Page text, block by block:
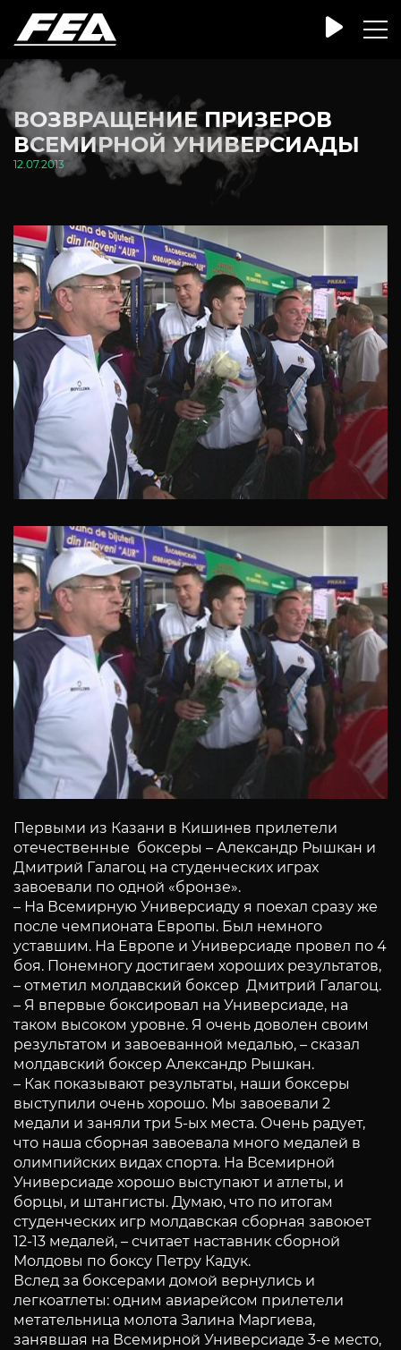
ВОЗВРАЩЕНИЕ ПРИЗЕРОВ
ВСЕМИРНОЙ УНИВЕРСИАДЫ
12.07.2013
Первыми из Казани в Кишинев прилетели
отечественные боксеры – Александр Рышкан и
Дмитрий Галагоц на студенческих играх
завоевали по одной «бронзе».
– На Всемирную Универсиаду я поехал сразу же
после чемпионата Европы. Был немного
уставшим. На Европе и Универсиаде провел по 4
боя. Понемногу достигаем хороших результатов,
– отметил молдавский боксер Дмитрий Галагоц.
– Я впервые боксировал на Универсиаде, на
таком высоком уровне. Я очень доволен своим
результатом и завоеванной медалью, – сказал
молдавский боксер Александр Рышкан.
– Как показывают результаты, наши боксеры
выступили очень хорошо. Мы завоевали 2
медали и заняли три 5-ых места. Очень радует,
что наша сборная завоевала много медалей в
олимпийских видах спорта. На Всемирной
Универсиаде хорошо выступают и атлеты, и
борцы, и штангисты. Думаю, что по итогам
студенческих игр молдавская сборная завоюет
12-13 медалей, – считает наставник сборной
Молдовы по боксу Петру Кадук.
Вслед за боксерами домой вернулись и
легкоатлеты: одним авиарейсом прилетели
метательница молота Залина Маргиева,
занявшая на Всемирной Универсиаде 3-е место,